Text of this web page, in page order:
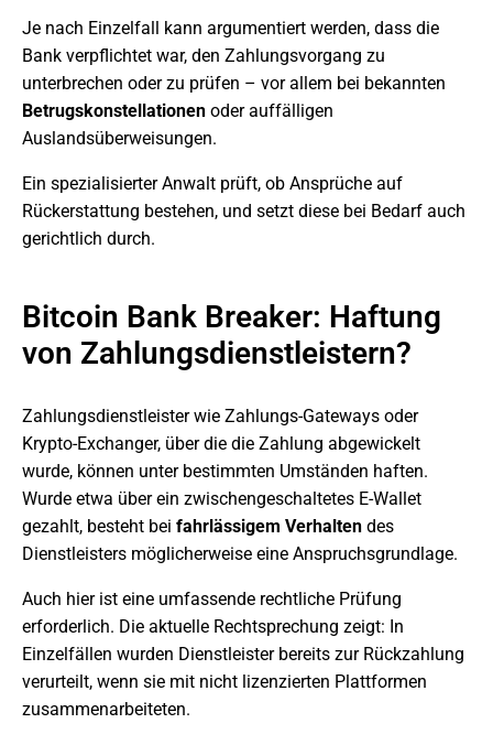
Je nach Einzelfall kann argumentiert werden, dass die
Bank verpflichtet war, den Zahlungsvorgang zu
unterbrechen oder zu prüfen – vor allem bei bekannten
Betrugskonstellationen oder auffälligen
Auslandsüberweisungen.
Ein spezialisierter Anwalt prüft, ob Ansprüche auf
Rückerstattung bestehen, und setzt diese bei Bedarf auch
gerichtlich durch.
Bitcoin Bank Breaker: Haftung
von Zahlungsdienstleistern?
Zahlungsdienstleister wie Zahlungs-Gateways oder
Krypto-Exchanger, über die die Zahlung abgewickelt
wurde, können unter bestimmten Umständen haften.
Wurde etwa über ein zwischengeschaltetes E-Wallet
gezahlt, besteht bei fahrlässigem Verhalten des
Dienstleisters möglicherweise eine Anspruchsgrundlage.
Auch hier ist eine umfassende rechtliche Prüfung
erforderlich. Die aktuelle Rechtsprechung zeigt: In
Einzelfällen wurden Dienstleister bereits zur Rückzahlung
verurteilt, wenn sie mit nicht lizenzierten Plattformen
zusammenarbeiteten.